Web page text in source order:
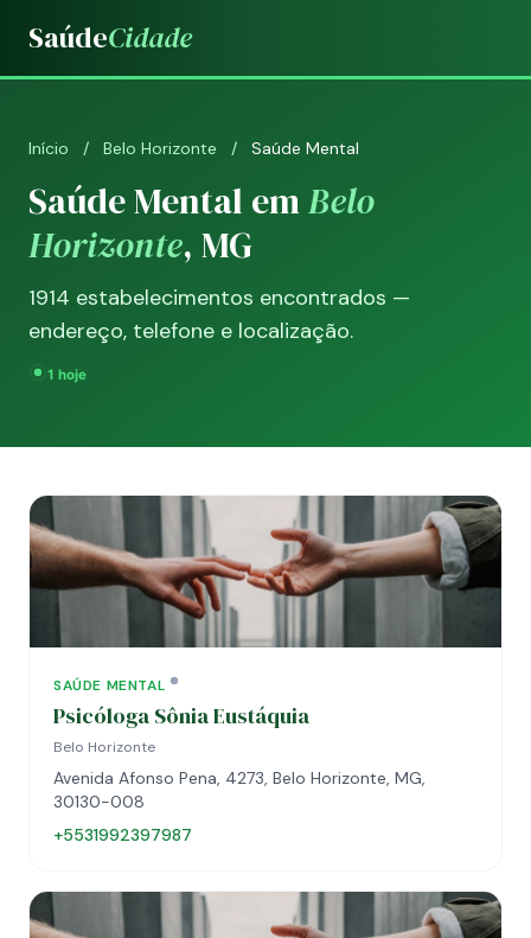
SaúdeCidade
Início / Belo Horizonte / Saúde Mental
Saúde Mental emBelo
Horizonte, MG
1914 estabelecimentos encontrados —
endereço, telefone e localização.
SAÚDE MENTAL
Psicóloga Sônia Eustáquia
Belo Horizonte
Avenida Afonso Pena, 4273, Belo Horizonte, MG,
30130-008
+5531992397987